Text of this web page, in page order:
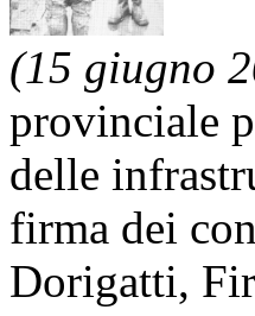
(15 giugno
provinciale
delle
firma dei
Dorigatti,